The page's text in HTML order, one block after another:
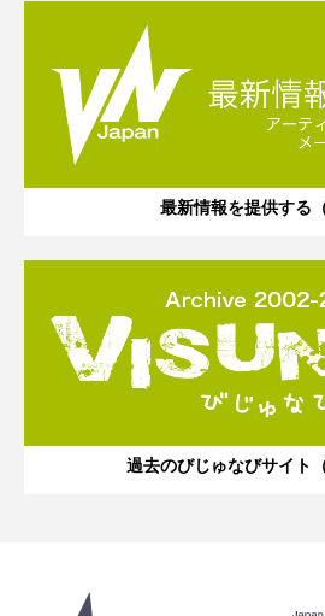
最新情報を提供する
過去のびじゅなびサイト